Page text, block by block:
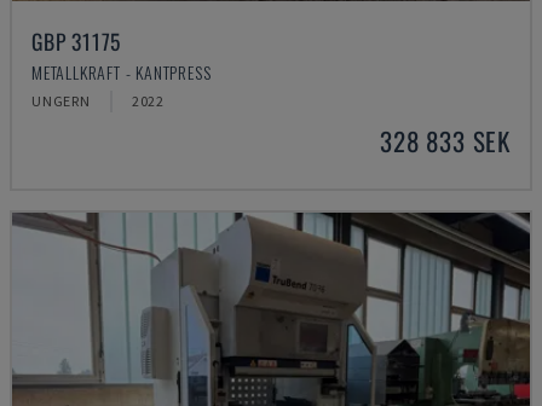
GBP 31175
METALLKRAFT - KANTPRESS
UNGERN 2022
328 833 SEK